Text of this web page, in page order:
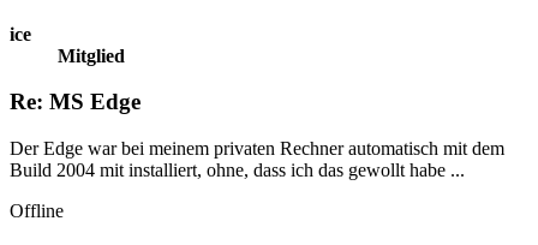
ice
Mitglied
Re: MS Edge
Der Edge war bei meinem privaten Rechner automatisch mit dem
Build 2004 mit installiert, ohne, dass ich das gewollt habe ...
Offline